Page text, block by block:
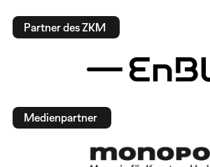
Partner des ZKM
Medienpartner